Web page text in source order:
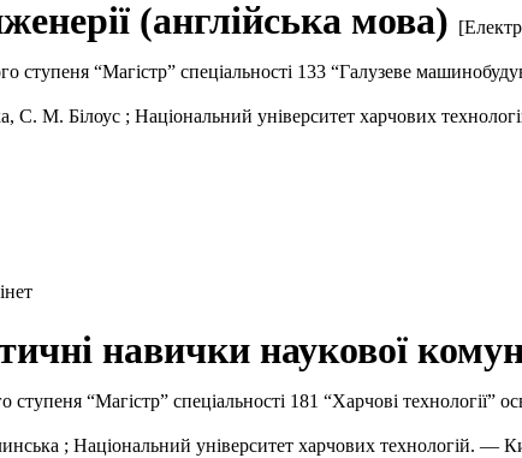
(англійська мова)
ступеня “Магістр” спеціальності 133 “Галузеве
С. М. Білоус ; Національний університет харчових
навички наукової
ступеня “Магістр” спеціальності 181 “Харчові
; Національний університет харчових